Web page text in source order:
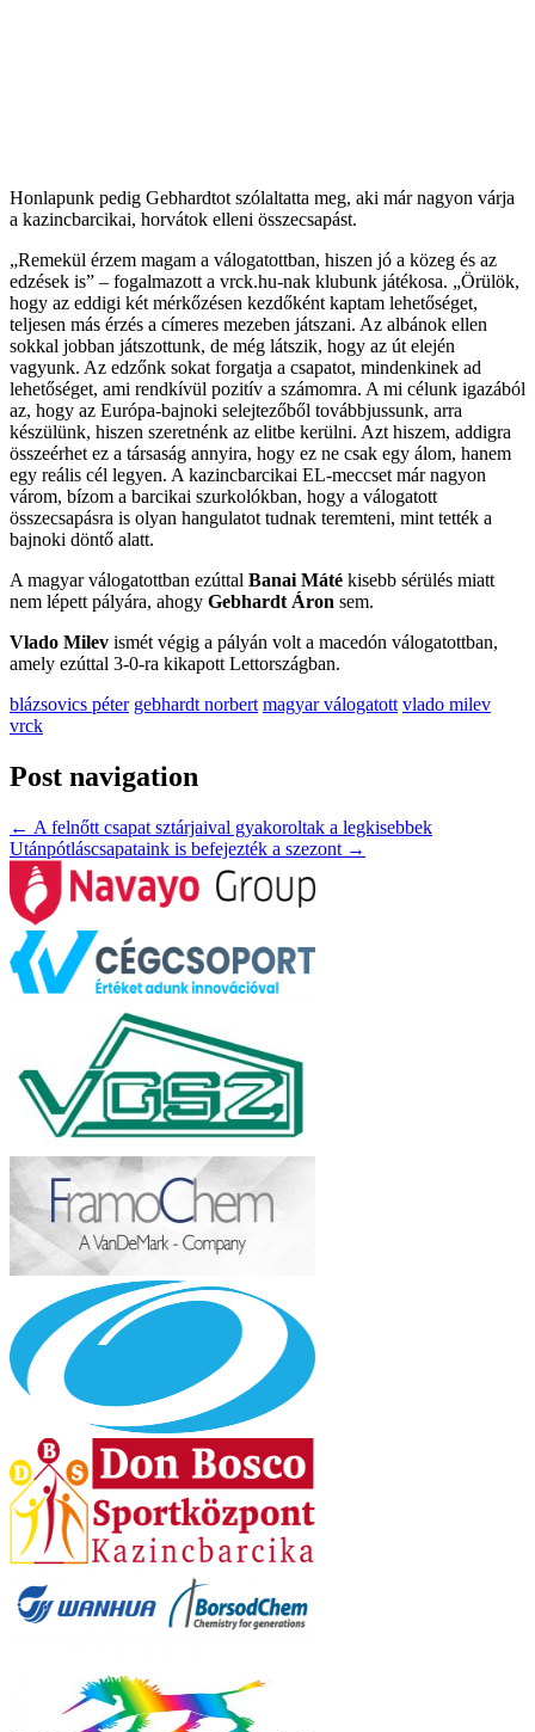
Honlapunk pedig Gebhardtot szólaltatta meg, aki már nagyon várja
a kazincbarcikai, horvátok elleni összecsapást.
„Remekül érzem magam a válogatottban, hiszen jó a közeg és az
edzések is” – fogalmazott a vrck.hu-nak klubunk játékosa. „Örülök,
hogy az eddigi két mérkőzésen kezdőként kaptam lehetőséget,
teljesen más érzés a címeres mezeben játszani. Az albánok ellen
sokkal jobban játszottunk, de még látszik, hogy az út elején
vagyunk. Az edzőnk sokat forgatja a csapatot, mindenkinek ad
lehetőséget, ami rendkívül pozitív a számomra. A mi célunk igazából
az, hogy az Európa-bajnoki selejtezőből továbbjussunk, arra
készülünk, hiszen szeretnénk az elitbe kerülni. Azt hiszem, addigra
összeérhet ez a társaság annyira, hogy ez ne csak egy álom, hanem
egy reális cél legyen. A kazincbarcikai EL-meccset már nagyon
várom, bízom a barcikai szurkolókban, hogy a válogatott
összecsapásra is olyan hangulatot tudnak teremteni, mint tették a
bajnoki döntő alatt.
A magyar válogatottban ezúttal Banai Máté kisebb sérülés miatt
nem lépett pályára, ahogy Gebhardt Áron sem.
Vlado Milev ismét végig a pályán volt a macedón válogatottban,
amely ezúttal 3-0-ra kikapott Lettországban.
blázsovics péter gebhardt norbert magyar válogatott vlado milev
vrck
Post navigation
← A felnőtt csapat sztárjaival gyakoroltak a legkisebbek
Utánpótláscsapataink is befejezték a szezont →